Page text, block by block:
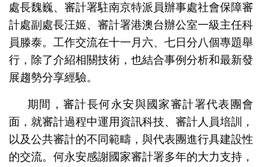
處長魏巍、審計署駐南京特派員辦事處社會保障審
計處副處長汪姬、審計署港澳台辦公室一級主任科
員滕泰。工作交流在十一月六、七日分八個專題舉
行，除了介紹相關技術，也結合事例分析和最新發
展趨勢分享經驗。
期間，審計長何永安與國家審計署代表團會
面，就審計過程中運用資訊科技、審計人員培訓，
以及公共審計的不同範疇，與代表團進行具建設性
的交流。何永安感謝國家審計署多年的大力支持，